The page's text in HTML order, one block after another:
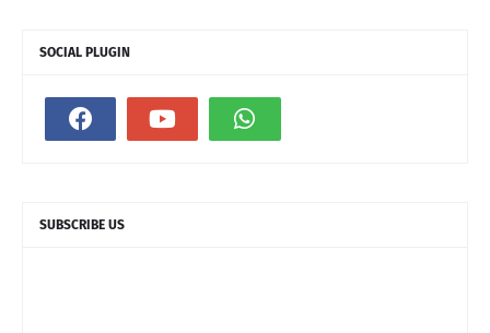
SOCIAL PLUGIN
SUBSCRIBE US